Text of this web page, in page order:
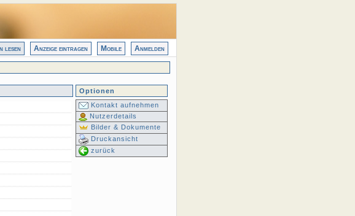
lesen Anzeige eintragen Mobile Anmelden
Optionen
Kontakt aufnehmen
Nutzerdetails
Bilder & Dokumente
Druckansicht
zurück